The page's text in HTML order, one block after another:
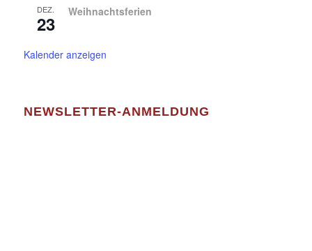
DEZ.
23
Weihnachtsferien
Kalender anzeigen
NEWSLETTER-ANMELDUNG